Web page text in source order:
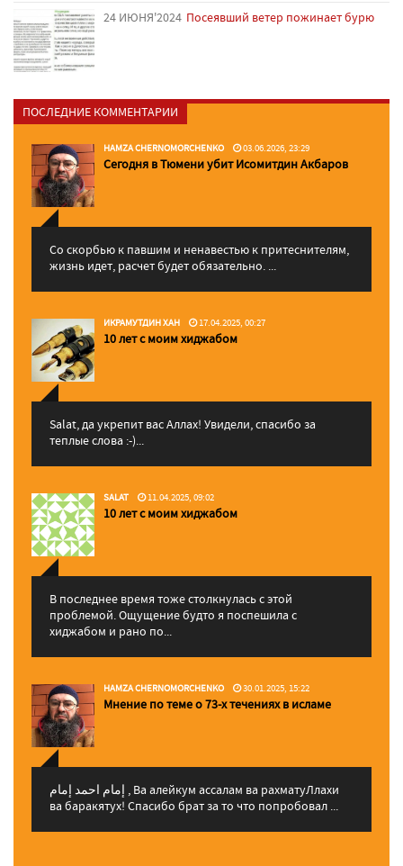
24 ИЮНЯ'2024 Посеявший ветер пожинает бурю
ПОСЛЕДНИЕ КОММЕНТАРИИ
HAMZA CHERNOMORCHENKO 03.06.2026, 23:29
Сегодня в Тюмени убит Исомитдин Акбаров
Со скорбью к павшим и ненавестью к притеснителям,
жизнь идет, расчет будет обязательно. ...
ИКРАМУТДИН ХАН 17.04.2025, 00:27
10 лет с моим хиджабом
Salat, да укрепит вас Аллаx! Увидели, спасибо за
теплые слова :-)...
SALAT 11.04.2025, 09:02
10 лет с моим хиджабом
В последнее время тоже столкнулась с этой
проблемой. Ощущение будто я поспешила с
хиджабом и рано по...
HAMZA CHERNOMORCHENKO 30.01.2025, 15:22
Мнение по теме о 73-х течениях в исламе
إمام احمد إمام , Ва алейкум ассалам ва рахматуЛлахи
ва баракятух! Спасибо брат за то что попробовал ...